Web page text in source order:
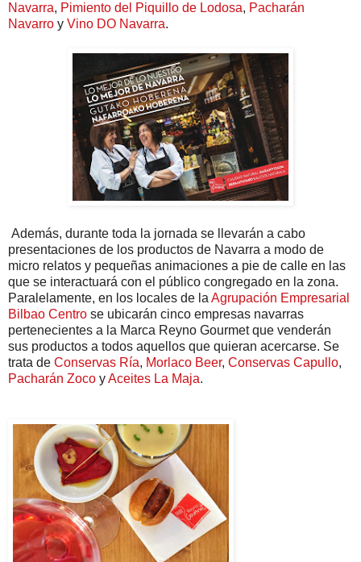
Navarra, Pimiento del Piquillo de Lodosa, Pacharán
Navarro y Vino DO Navarra.
Además, durante toda la jornada se llevarán a cabo
presentaciones de los productos de Navarra a modo de
micro relatos y pequeñas animaciones a pie de calle en las
que se interactuará con el público congregado en la zona.
Paralelamente, en los locales de laAgrupación Empresarial
Bilbao Centro se ubicarán cinco empresas navarras
pertenecientes a la Marca Reyno Gourmet que venderán
sus productos a todos aquellos que quieran acercarse. Se
trata de Conservas Ría, Morlaco Beer, Conservas Capullo,
Pacharán Zoco yAceites La Maja.